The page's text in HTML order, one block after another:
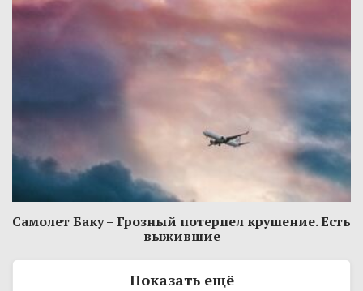
Самолет Баку – Грозный потерпел крушение. Есть
выжившие
Показать ещё